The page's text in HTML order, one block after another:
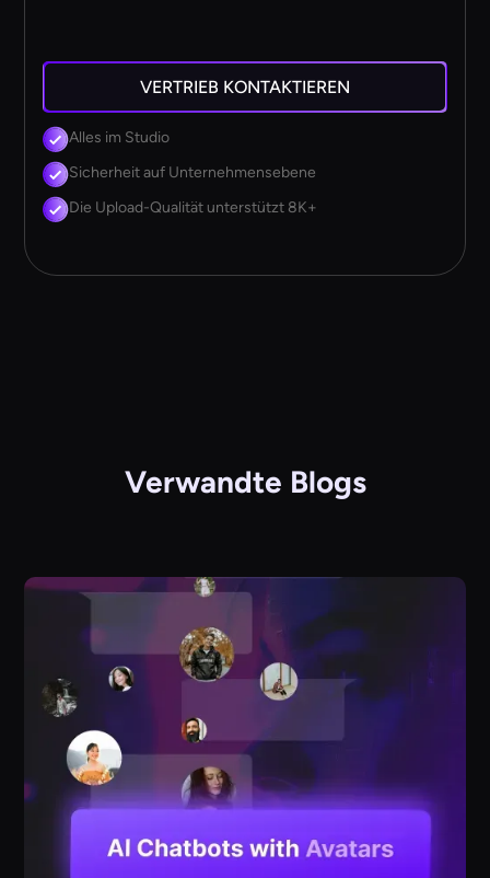
VERTRIEB KONTAKTIEREN
Alles im Studio
Sicherheit auf Unternehmensebene
Die Upload-Qualität unterstützt 8K+
Verwandte Blogs